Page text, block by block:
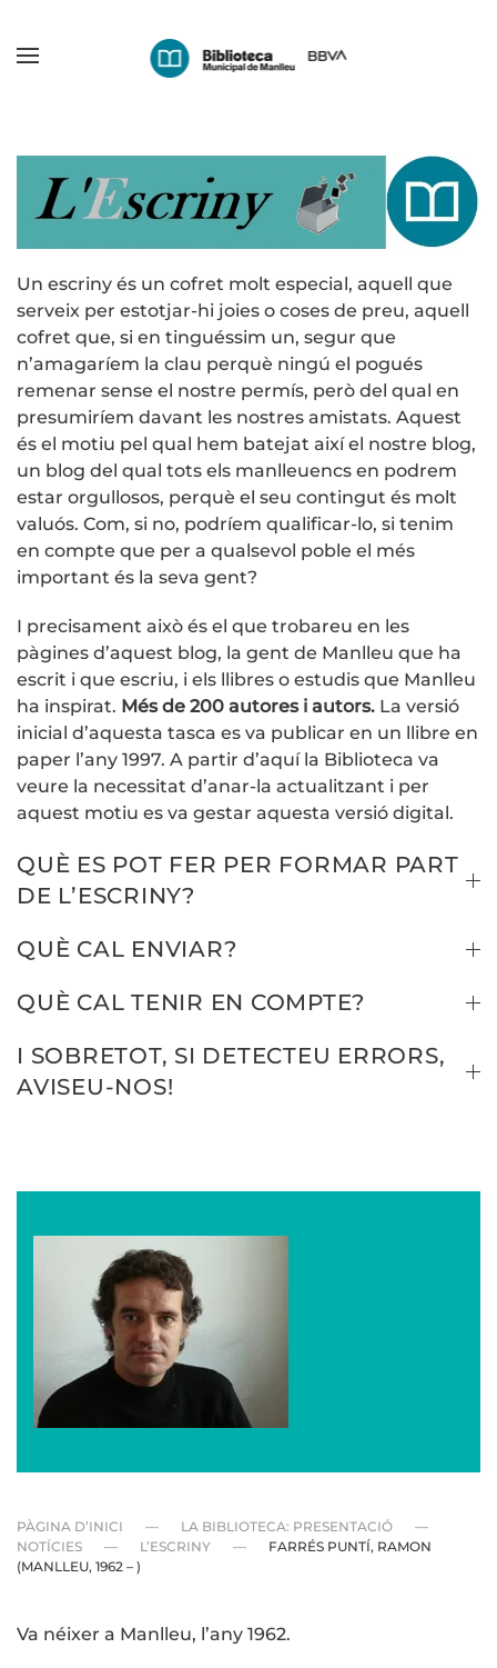
Un escriny és un cofret molt especial, aquell que
serveix per estotjar-hi joies o coses de preu, aquell
cofret que, si en tinguéssim un, segur que
n’amagaríem la clau perquè ningú el pogués
remenar sense el nostre permís, però del qual en
presumiríem davant les nostres amistats. Aquest
és el motiu pel qual hem batejat així el nostre blog,
un blog del qual tots els manlleuencs en podrem
estar orgullosos, perquè el seu contingut és molt
valuós. Com, si no, podríem qualificar-lo, si tenim
en compte que per a qualsevol poble el més
important és la seva gent?
I precisament això és el que trobareu en les
pàgines d’aquest blog, la gent de Manlleu que ha
escrit i que escriu, i els llibres o estudis que Manlleu
ha inspirat. Més de 200 autores i autors. La versió
inicial d’aquesta tasca es va publicar en un llibre en
paper l’any 1997. A partir d’aquí la Biblioteca va
veure la necessitat d’anar-la actualitzant i per
aquest motiu es va gestar aquesta versió digital.
QUÈ ES POT FER PER FORMAR PART
DE L’ESCRINY?
QUÈ CAL ENVIAR?
QUÈ CAL TENIR EN COMPTE?
I SOBRETOT, SI DETECTEU ERRORS,
AVISEU-NOS!
PÀGINA D’INICI
LA BIBLIOTECA: PRESENTACIÓ
NOTÍCIES
L’ESCRINY
FARRÉS PUNTÍ, RAMON
(MANLLEU, 1962 – )
Va néixer a Manlleu, l’any 1962.